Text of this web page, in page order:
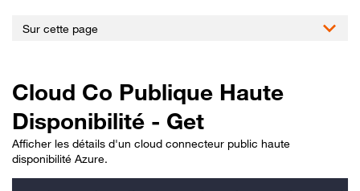
Sur cette page
Cloud Co Publique Haute
Disponibilité - Get
Afficher les détails d'un cloud connecteur public haute
disponibilité Azure.